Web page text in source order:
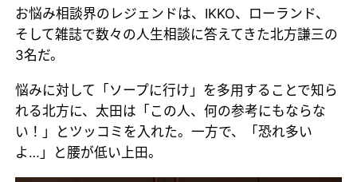
お悩み相談界のレジェンドは、IKKO、ローランド、
そして雑誌で数々の人生相談に答えてきた北方謙三の
3名だ。
悩みに対して「ソープに行け」を多用することで知ら
れる北方に、太田は「この人、何の参考にもならな
い！」とツッコミを入れた。一方で、「恐れ多い
よ…」と腰が低い上田。